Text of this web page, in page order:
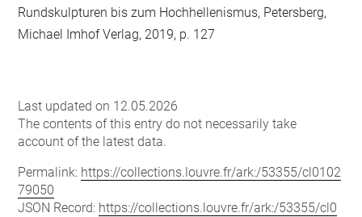
Rundskulpturen bis zum Hochhellenismus, Petersberg,
Michael Imhof Verlag, 2019, p. 127
Last updated on 12.05.2026
The contents of this entry do not necessarily take
account of the latest data.
Permalink: https://collections.louvre.fr/ark:/53355/cl0102
79050
JSON Record: https://collections.louvre.fr/ark:/53355/cl0